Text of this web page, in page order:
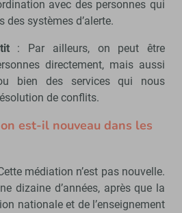
avec des personnes qui
des systèmes d’alerte.
: Par ailleurs, on peut être
directement, mais aussi
bien des services qui nous
de conflits.
est-il nouveau dans les
médiation n’est pas nouvelle.
dizaine d’années, après que la
nationale et de l’enseignement